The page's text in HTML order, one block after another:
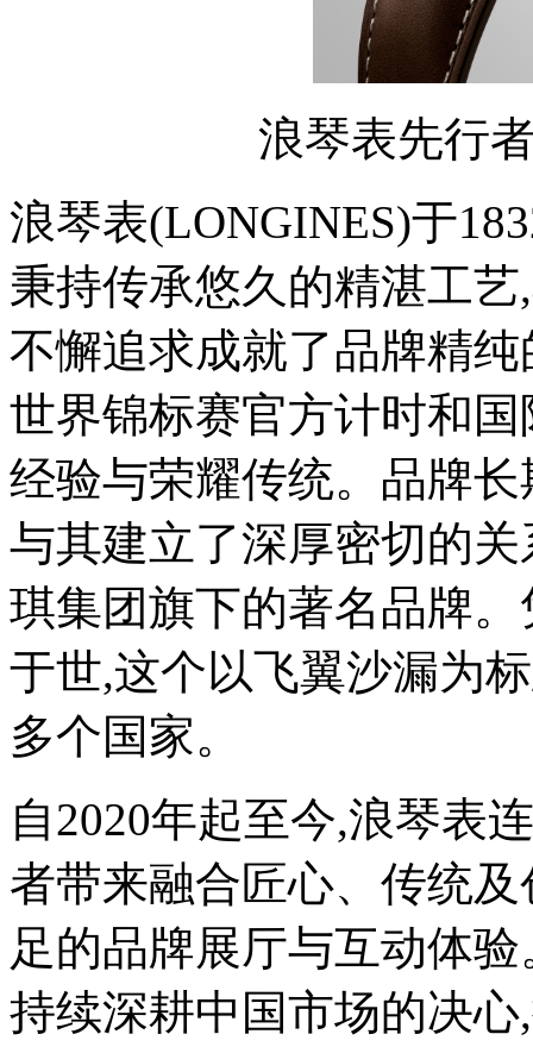
浪琴表先行
浪琴表(LONGINES)于
秉持传承悠久的精湛工
不懈追求成就了品牌精
世界锦标赛官方计时和
经验与荣耀传统。品牌
与其建立了深厚密切的
琪集团旗下的著名品牌
于世,这个以飞翼沙漏为
多个国家。
自2020年起至今,浪琴表
者带来融合匠心、传统
足的品牌展厅与互动体
持续深耕中国市场的决